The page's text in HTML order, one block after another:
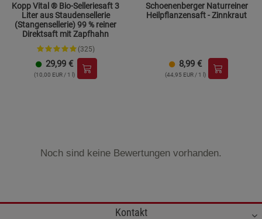
Kopp Vital ® Bio-Selleriesaft 3
Liter aus Staudensellerie
(Stangensellerie) 99 % reiner
Direktsaft mit Zapfhahn
(325)
29,99 €
(10,00 EUR / 1 l)
Schoenenberger Naturreiner
Heilpflanzensaft - Zinnkraut
8,99 €
(44,95 EUR / 1 l)
Noch sind keine Bewertungen vorhanden.
Kontakt